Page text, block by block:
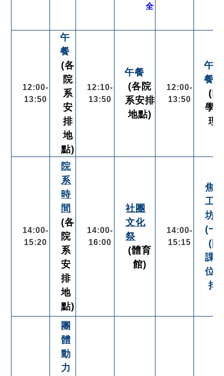
全
12:00-
13:50
午
餐
(各
院
系
安
排
地
點)
12:10-
13:50
午餐
(各院
系安排
地點)
12:00-
13:50
午
餐
(同
學
理)
14:00-
15:20
院
系
時
間
(各
院
系
安
排
地
點)
14:00-
16:00
社團
文化
祭
(體育
館)
14:00-
15:15
焦
工
坊
(一)
(開
課
位
排)
團
體
動
力